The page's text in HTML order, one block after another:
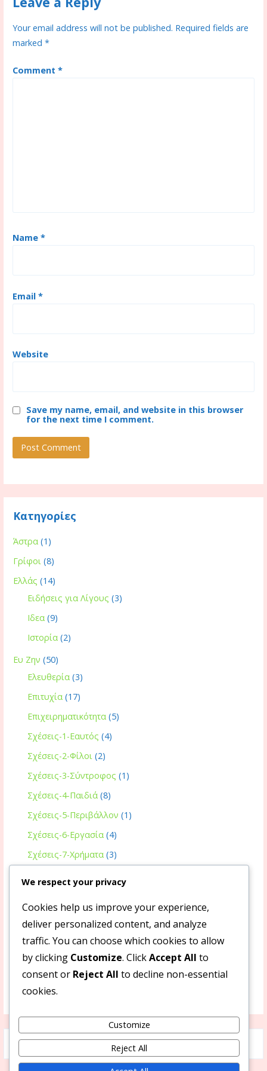
Your email address will not be published. Required fields are
marked *
Comment *
Name *
Email *
Website
Save my name, email, and website in this browser
for the next time I comment.
Κατηγορίες
Άστρα (1)
Γρίφοι (8)
Ελλάς (14)
Ειδήσεις για Λίγους (3)
Ιδεα (9)
Ιστορία (2)
Ευ Ζην (50)
Ελευθερία (3)
Επιτυχία (17)
Επιχειρηματικότητα (5)
Σχέσεις-1-Εαυτός (4)
Σχέσεις-2-Φίλοι (2)
Σχέσεις-3-Σύντροφος (1)
Σχέσεις-4-Παιδιά (8)
Σχέσεις-5-Περιβάλλον (1)
Σχέσεις-6-Εργασία (4)
Σχέσεις-7-Χρήματα (3)
Όμορφα
(9)
Πνευματικότητα(7)
Ποίηση(7)
Ταινίες(3)
Search
We respect your privacy
Cookies help us improve your experience,
deliver personalized content, and analyze
traffic. You can choose which cookies to allow
by clicking Customize. ClickAccept All to
consent or Reject All to decline non-essential
cookies.
Customize
Reject All